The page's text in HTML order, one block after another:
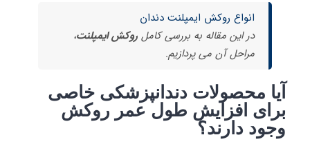
انواع روکش ایمپلنت دندان
در این مقاله به بررسی کامل روکش ایمپلنت،
مراحل آن می پردازیم.
آیا محصولات دندانپزشکی خاصی
برای افزایش طول عمر روکش
وجود دارند؟